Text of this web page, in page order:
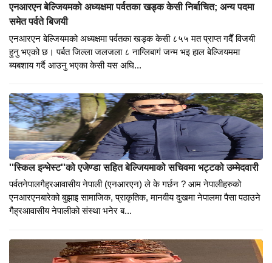
प्रवास
एनआरएन बेल्जियमको अध्यक्षमा पर्वतका खड्क केसी निर्बाचित; अन्य पदमा
समेत पर्वते बिजयी
एनआरएन बेल्जियमको अध्यक्षमा पर्वतका खड्क केसी ८५५ मत प्राप्त गदैँ विजयी
हुनु भएको छ। पर्बत जिल्ला जलजला ८ नाग्लिबागं जन्म भइ हाल बेल्जियममा
ब्यबशाय गर्दै आउनु भएका केसी यस अघि...